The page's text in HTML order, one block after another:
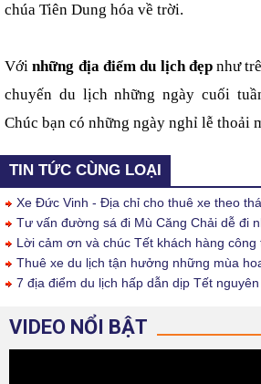
chúa Tiên Dung hóa về trời.
Với những địa điểm du lịch đẹp như
chuyến du lịch những ngày cuối
Chúc bạn có những ngày nghỉ lễ thoải
TIN TỨC CÙNG LOẠI
Xe Đức Vinh - Địa chỉ cho thuê xe theo
Tư vấn đường sá đi Mù Căng Chải dễ đi
Lời cảm ơn và chúc Tết khách hàng
Thuê xe du lịch tận hưởng những mùa
7 địa điểm du lịch hấp dẫn dịp Tết
VIDEO NỔI BẬT